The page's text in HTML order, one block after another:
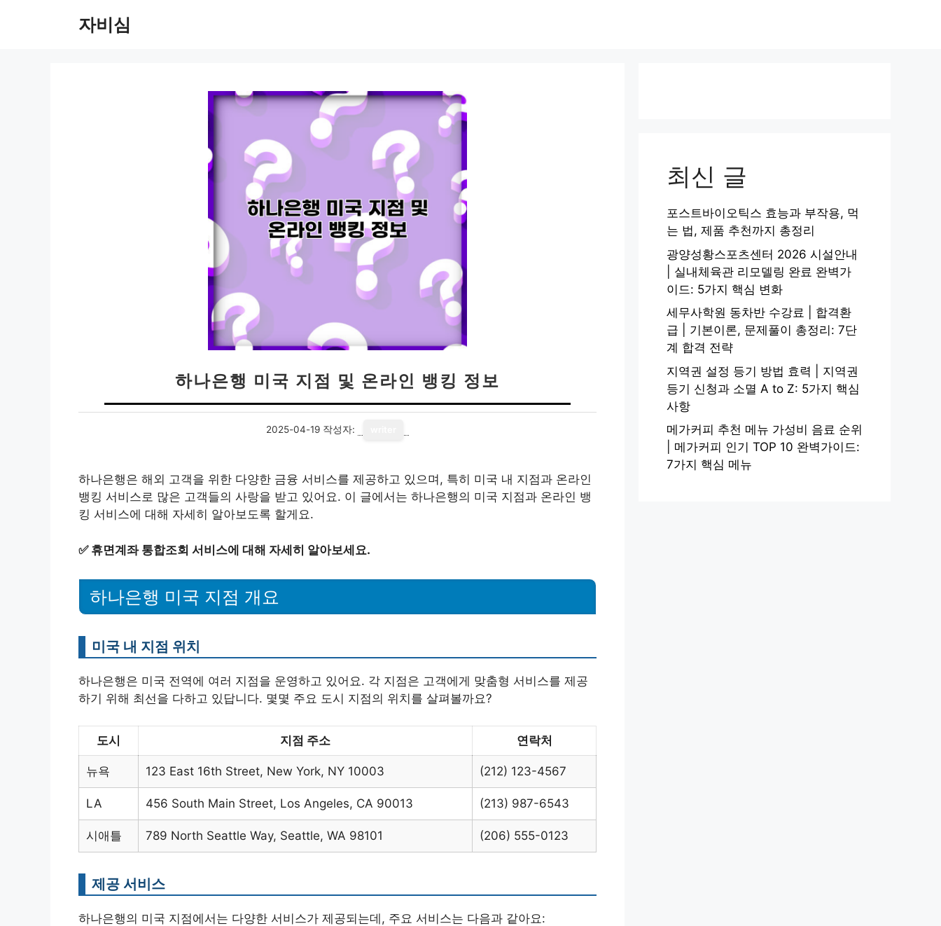
자비심
하나은행 미국 지점 및 온라인 뱅킹 정보
2025-04-19 작성자:
하나은행은 해외 고객을 위한 다양한 금융 서비스를 제공하고 있으며, 특히 미국 내 지점과 온라인
뱅킹 서비스로 많은 고객들의 사랑을 받고 있어요. 이 글에서는 하나은행의 미국 지점과 온라인 뱅
킹 서비스에 대해 자세히 알아보도록 할게요.
✅ 휴면계좌 통합조회 서비스에 대해 자세히 알아보세요.
하나은행 미국 지점 개요
미국 내 지점 위치
하나은행은 미국 전역에 여러 지점을 운영하고 있어요. 각 지점은 고객에게 맞춤형 서비스를 제공
하기 위해 최선을 다하고 있답니다. 몇몇 주요 도시 지점의 위치를 살펴볼까요?
도시 지점 주소 연락처
뉴욕 123 East 16th Street, New York, NY 10003 (212) 123-4567
LA 456 South Main Street, Los Angeles, CA 90013 (213) 987-6543
시애틀 789 North Seattle Way, Seattle, WA 98101 (206) 555-0123
제공 서비스
하나은행의 미국 지점에서는 다양한 서비스가 제공되는데, 주요 서비스는 다음과 같아요:
최신 글
포스트바이오틱스 효능과 부작용, 먹
는 법, 제품 추천까지 총정리
광양성황스포츠센터 2026 시설안내
| 실내체육관 리모델링 완료 완벽가
이드: 5가지 핵심 변화
세무사학원 동차반 수강료 | 합격환
급 | 기본이론, 문제풀이 총정리: 7단
계 합격 전략
지역권 설정 등기 방법 효력 | 지역권
등기 신청과 소멸 A to Z: 5가지 핵심
사항
메가커피 추천 메뉴 가성비 음료 순위
| 메가커피 인기 TOP 10 완벽가이드:
7가지 핵심 메뉴